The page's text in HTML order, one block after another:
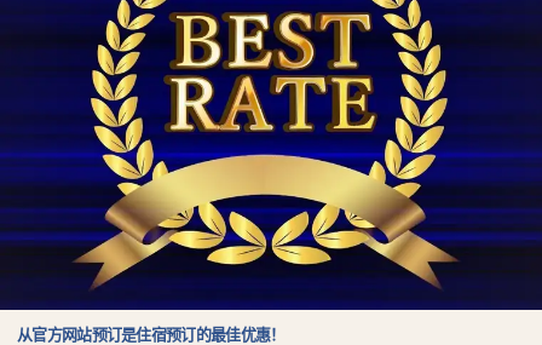
从官方网站预订是住宿预订的最佳优惠！